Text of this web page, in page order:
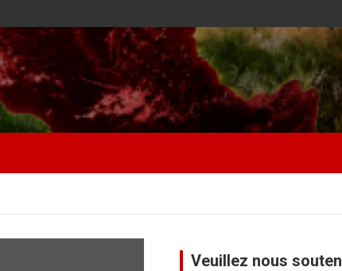
Veuillez nous